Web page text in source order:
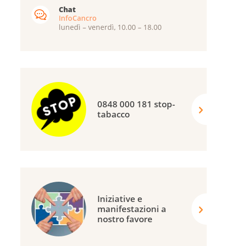
Chat
InfoCancro
lunedì – venerdì, 10.00 – 18.00
0848 000 181 stop-
tabacco
Iniziative e
manifestazioni a
nostro favore